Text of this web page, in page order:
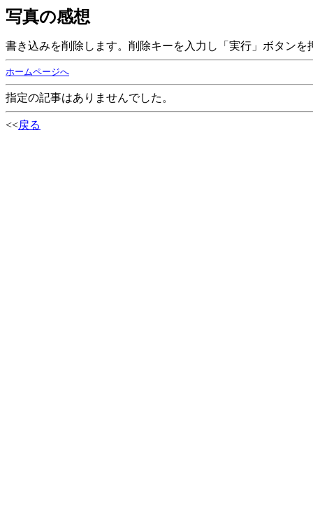
写真の感想
書き込みを削除します。削除キーを入力し「実行」ボタンを
ホームページへ
指定の記事はありませんでした。
<<戻る